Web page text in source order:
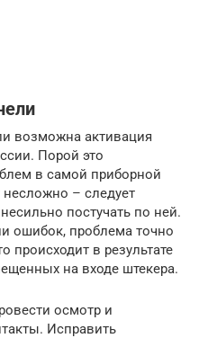
возможна активация
Порой это
в самой приборной
несложно – следует
постучать по ней.
ошибок, проблема точно
происходит в результате
на входе штекера.
осмотр и
Исправить